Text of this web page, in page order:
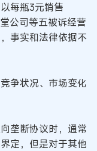
每瓶3元销售
公司等五被诉经营
事实和法律依据不
争状况、市场变化
垄断协议时，通常
定，但是对于其他